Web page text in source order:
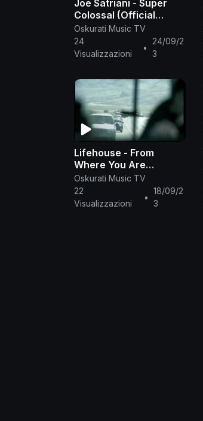
Joe Satriani - Super
Colossal (Official
Music Video)
Oskurati Music TV
24
Visualizzazioni
•
24/09/2
3
Lifehouse - From
Where You Are
(Official Music Video)
Oskurati Music TV
22
Visualizzazioni
•
18/09/2
3